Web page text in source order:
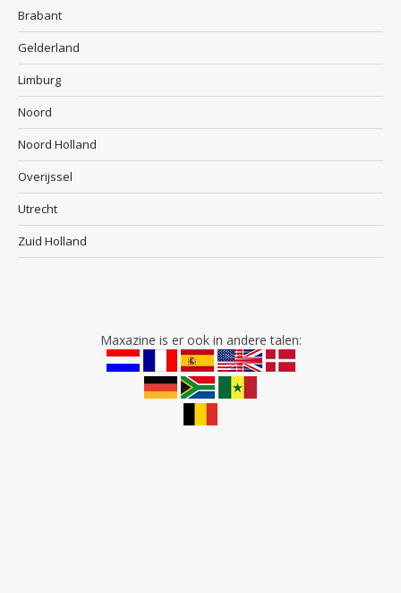
Brabant
Gelderland
Limburg
Noord
Noord Holland
Overijssel
Utrecht
Zuid Holland
Maxazine is er ook in andere talen: